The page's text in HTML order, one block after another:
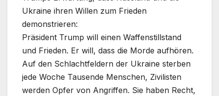
Ukraine ihren Willen zum Frieden
demonstrieren:
Präsident Trump will einen Waffenstillstand
und Frieden. Er will, dass die Morde aufhören.
Auf den Schlachtfeldern der Ukraine sterben
jede Woche Tausende Menschen, Zivilisten
werden Opfer von Angriffen. Sie haben Recht,